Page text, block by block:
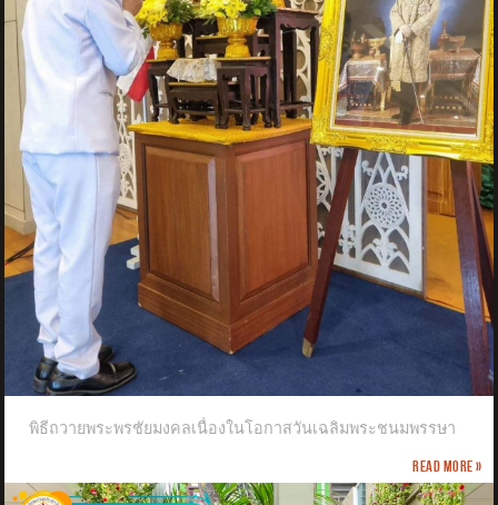
พิธีถวายพระพรชัยมงคลเนื่องในโอกาสวันเฉลิมพระชนมพรรษา
Read more »